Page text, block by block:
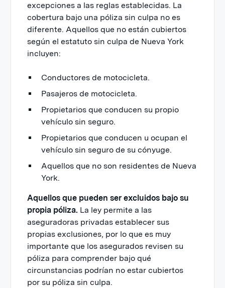
excepciones a las reglas establecidas. La
cobertura bajo una póliza sin culpa no es
diferente. Aquellos que no están cubiertos
según el estatuto sin culpa de Nueva York
incluyen:
Conductores de motocicleta.
Pasajeros de motocicleta.
Propietarios que conducen su propio
vehículo sin seguro.
Propietarios que conducen u ocupan el
vehículo sin seguro de su cónyuge.
Aquellos que no son residentes de Nueva
York.
Aquellos que pueden ser excluidos bajo su
propia póliza. La ley permite a las
aseguradoras privadas establecer sus
propias exclusiones, por lo que es muy
importante que los asegurados revisen su
póliza para comprender bajo qué
circunstancias podrían no estar cubiertos
por su póliza sin culpa.